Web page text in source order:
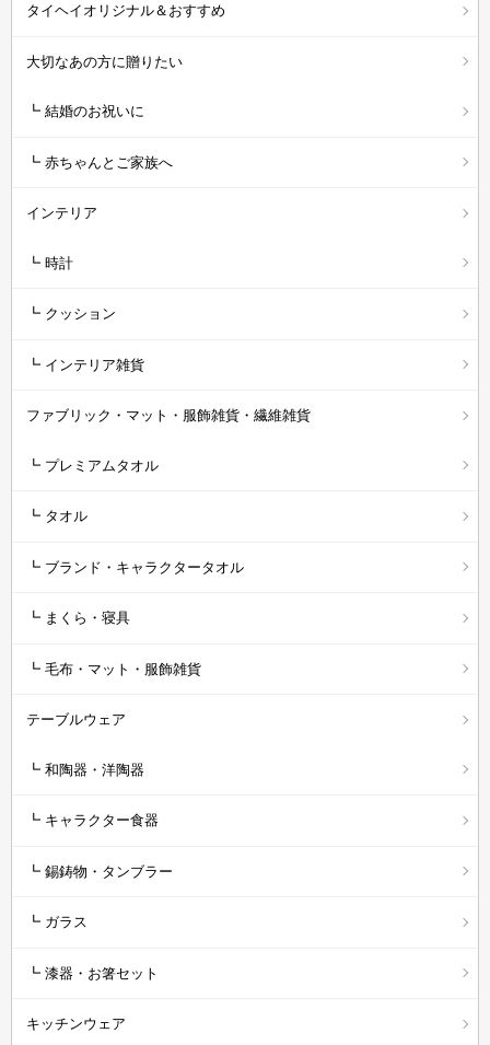
タイヘイオリジナル＆おすすめ
大切なあの方に贈りたい
┗ 結婚のお祝いに
┗ 赤ちゃんとご家族へ
インテリア
┗ 時計
┗ クッション
┗ インテリア雑貨
ファブリック・マット・服飾雑貨・繊維雑貨
┗ プレミアムタオル
┗ タオル
┗ ブランド・キャラクタータオル
┗ まくら・寝具
┗ 毛布・マット・服飾雑貨
テーブルウェア
┗ 和陶器・洋陶器
┗ キャラクター食器
┗ 錫鋳物・タンブラー
┗ ガラス
┗ 漆器・お箸セット
キッチンウェア